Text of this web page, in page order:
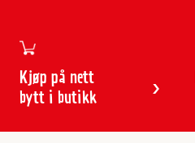
Kjøp på nett
bytt i butikk